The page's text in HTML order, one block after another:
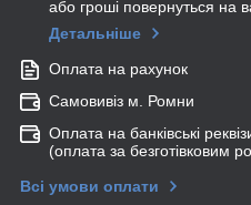
або гроші повернуться на
Детальніше
Оплата на рахунок
Самовивіз м. Ромни
Оплата на банківські
(оплата за безготівковим
Всі умови оплати